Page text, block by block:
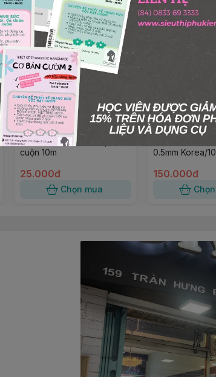
Cước thun tơ mix màu, 1
cuộn 10m
25.000đ
Chọn mua
Cước Thun
0.5mm Korea/
150.000đ